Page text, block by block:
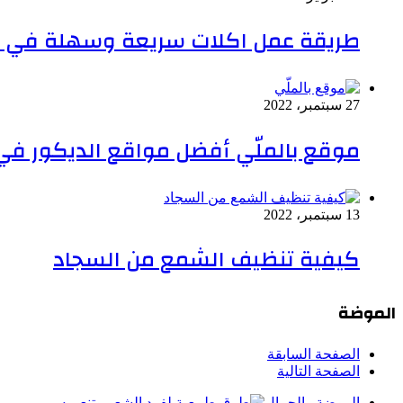
طريقة عمل اكلات سريعة وسهلة في
27 سبتمبر، 2022
موقع بالملّي أفضل مواقع الديكور
13 سبتمبر، 2022
كيفية تنظيف الشمع من السجاد
الموضة
الصفحة السابقة
الصفحة التالية